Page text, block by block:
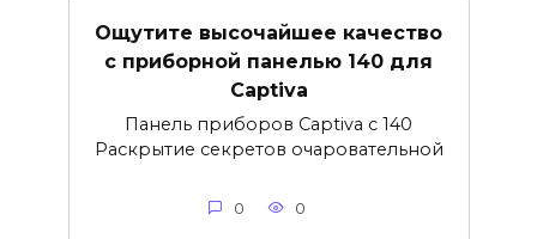
Ощутите высочайшее качество
с приборной панелью 140 для
Captiva
Панель приборов Captiva с 140
Раскрытие секретов очаровательной
0 0